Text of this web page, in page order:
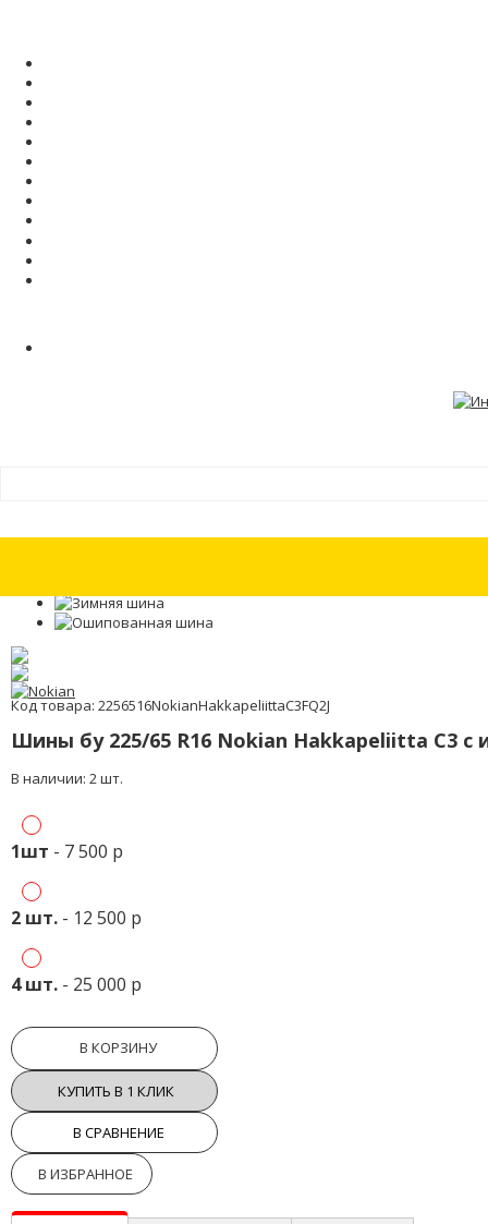
Код товара: 2256516NokianHakkapeliittaC3FQ2J
Шины бу 225/65 R16 Nokian Hakkapeliitta C3 с
В наличии: 2 шт.
1шт - 7 500 р
2 шт. - 12 500 р
4 шт. - 25 000 р
В КОРЗИНУ
КУПИТЬ В 1 КЛИК
В СРАВНЕНИЕ
В ИЗБРАННОЕ